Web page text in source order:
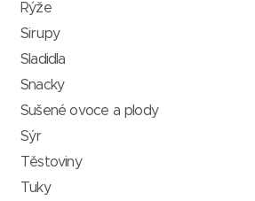
Rýže
Sirupy
Sladidla
Snacky
Sušené ovoce a plody
Sýr
Těstoviny
Tuky